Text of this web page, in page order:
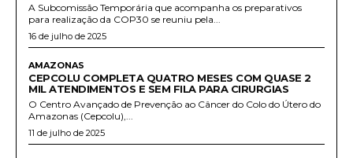
A Subcomissão Temporária que acompanha os preparativos
para realização da COP30 se reuniu pela...
16 de julho de 2025
AMAZONAS
CEPCOLU COMPLETA QUATRO MESES COM QUASE 2
MIL ATENDIMENTOS E SEM FILA PARA CIRURGIAS
O Centro Avançado de Prevenção ao Câncer do Colo do Útero do
Amazonas (Cepcolu),...
11 de julho de 2025